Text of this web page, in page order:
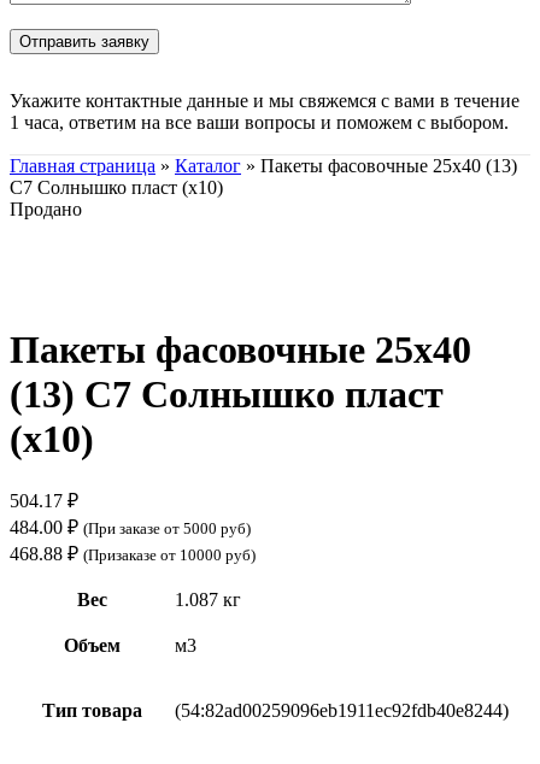
Укажите контактные данные и мы свяжемся с вами в течение
1 часа, ответим на все ваши вопросы и поможем с выбором.
Главная страница » Каталог » Пакеты фасовочные 25х40 (13)
С7 Солнышко пласт (х10)
Продано
Пакеты фасовочные 25х40
(13) С7 Солнышко пласт
(х10)
504.17 ₽
484.00 ₽ (При заказе от 5000 руб)
468.88 ₽ (Призаказе от 10000 руб)
Вес 1.087 кг
Объем м3
Тип товара (54:82ad00259096eb1911ec92fdb40e8244)